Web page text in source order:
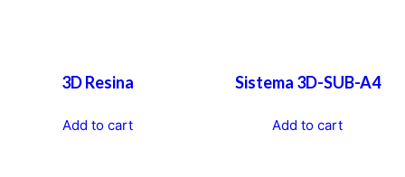
3D Resina
Add to cart
Sistema 3D-SUB-A4
Add to cart